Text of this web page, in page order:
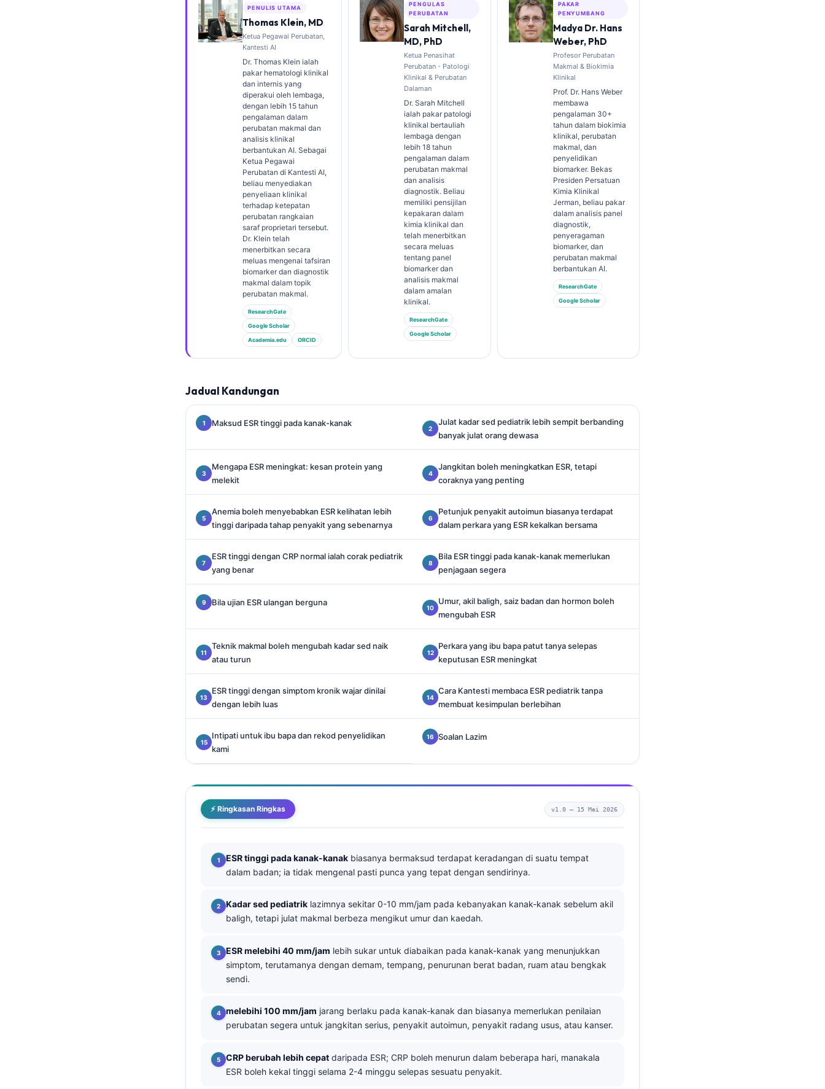
PENULIS UTAMA
Thomas Klein, MD
Ketua Pegawai Perubatan,
Kantesti AI
Dr. Thomas Klein ialah
pakar hematologi klinikal
dan internis yang
diperakui oleh lembaga,
dengan lebih 15 tahun
pengalaman dalam
perubatan makmal dan
analisis klinikal
berbantukan AI. Sebagai
Ketua Pegawai
Perubatan di Kantesti AI,
beliau menyediakan
penyeliaan klinikal
terhadap ketepatan
perubatan rangkaian
saraf proprietari tersebut.
Dr. Klein telah
menerbitkan secara
meluas mengenai tafsiran
biomarker dan diagnostik
makmal dalam topik
perubatan makmal.
ResearchGate
Google Scholar
Academia.edu ORCID
PENGULAS
PERUBATAN
Sarah Mitchell,
MD, PhD
Ketua Penasihat
Perubatan - Patologi
Klinikal & Perubatan
Dalaman
Dr. Sarah Mitchell
ialah pakar patologi
klinikal bertauliah
lembaga dengan
lebih 18 tahun
pengalaman dalam
perubatan makmal
dan analisis
diagnostik. Beliau
memiliki pensijilan
kepakaran dalam
kimia klinikal dan
telah menerbitkan
secara meluas
tentang panel
biomarker dan
analisis makmal
dalam amalan
klinikal.
ResearchGate
Google Scholar
PAKAR
PENYUMBANG
Madya Dr. Hans
Weber, PhD
Profesor Perubatan
Makmal & Biokimia
Klinikal
Prof. Dr. Hans Weber
membawa
pengalaman 30+
tahun dalam biokimia
klinikal, perubatan
makmal, dan
penyelidikan
biomarker. Bekas
Presiden Persatuan
Kimia Klinikal
Jerman, beliau pakar
dalam analisis panel
diagnostik,
penyeragaman
biomarker, dan
perubatan makmal
berbantukan AI.
ResearchGate
Google Scholar
Jadual Kandungan
Maksud ESR tinggi pada kanak-kanak
Julat kadar sed pediatrik lebih sempit berbanding
banyak julat orang dewasa
Mengapa ESR meningkat: kesan protein yang
melekit
Jangkitan boleh meningkatkan ESR, tetapi
coraknya yang penting
Anemia boleh menyebabkan ESR kelihatan lebih
tinggi daripada tahap penyakit yang sebenarnya
Petunjuk penyakit autoimun biasanya terdapat
dalam perkara yang ESR kekalkan bersama
ESR tinggi dengan CRP normal ialah corak pediatrik
yang benar
Bila ESR tinggi pada kanak-kanak memerlukan
penjagaan segera
Bila ujian ESR ulangan berguna
Umur, akil baligh, saiz badan dan hormon boleh
mengubah ESR
Teknik makmal boleh mengubah kadar sed naik
atau turun
Perkara yang ibu bapa patut tanya selepas
keputusan ESR meningkat
ESR tinggi dengan simptom kronik wajar dinilai
dengan lebih luas
Cara Kantesti membaca ESR pediatrik tanpa
membuat kesimpulan berlebihan
Intipati untuk ibu bapa dan rekod penyelidikan
kami
Soalan Lazim
⚡ Ringkasan Ringkas v1.0 — 15 Mei 2026
ESR tinggi pada kanak-kanak biasanya bermaksud terdapat keradangan di suatu tempat
dalam badan; ia tidak mengenal pasti punca yang tepat dengan sendirinya.
Kadar sed pediatrik lazimnya sekitar 0-10 mm/jam pada kebanyakan kanak-kanak sebelum akil
baligh, tetapi julat makmal berbeza mengikut umur dan kaedah.
ESR melebihi 40 mm/jam lebih sukar untuk diabaikan pada kanak-kanak yang menunjukkan
simptom, terutamanya dengan demam, tempang, penurunan berat badan, ruam atau bengkak
sendi.
melebihi 100 mm/jam jarang berlaku pada kanak-kanak dan biasanya memerlukan penilaian
perubatan segera untuk jangkitan serius, penyakit autoimun, penyakit radang usus, atau kanser.
CRP berubah lebih cepat daripada ESR; CRP boleh menurun dalam beberapa hari, manakala
ESR boleh kekal tinggi selama 2-4 minggu selepas sesuatu penyakit.